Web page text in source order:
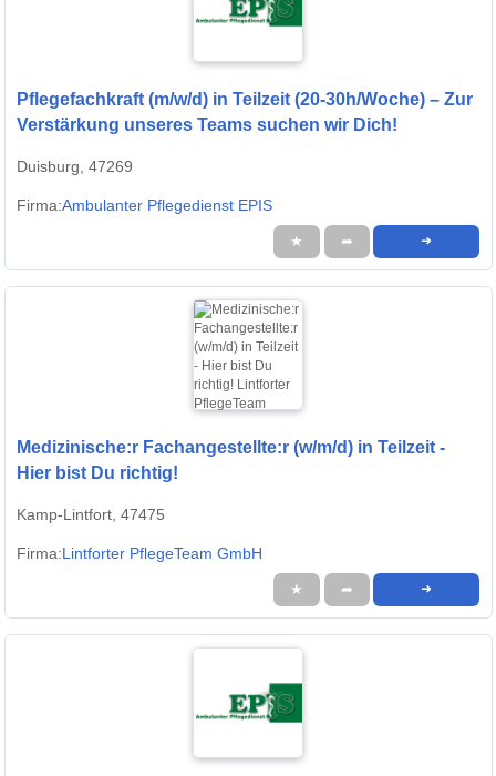
Pflegefachkraft (m/w/d) in Teilzeit (20-30h/Woche) – Zur
Verstärkung unseres Teams suchen wir Dich!
Duisburg, 47269
Firma:Ambulanter Pflegedienst EPIS
★ ➦ ➜
Medizinische:r Fachangestellte:r (w/m/d) in Teilzeit -
Hier bist Du richtig!
Kamp-Lintfort, 47475
Firma:Lintforter PflegeTeam GmbH
★ ➦ ➜